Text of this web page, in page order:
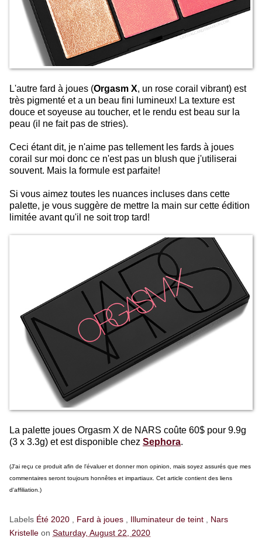
L'autre fard à joues (Orgasm X, un rose corail vibrant) est
très pigmenté et a un beau fini lumineux! La texture est
douce et soyeuse au toucher, et le rendu est beau sur la
peau (il ne fait pas de stries).
Ceci étant dit, je n'aime pas tellement les fards à joues
corail sur moi donc ce n'est pas un blush que j'utiliserai
souvent. Mais la formule est parfaite!
Si vous aimez toutes les nuances incluses dans cette
palette, je vous suggère de mettre la main sur cette édition
limitée avant qu'il ne soit trop tard!
La palette joues Orgasm X de NARS coûte 60$ pour 9.9g
(3 x 3.3g) et est disponible chez Sephora.
(J'ai reçu ce produit afin de l'évaluer et donner mon opinion, mais soyez assurés que mes
commentaires seront toujours honnêtes et impartiaux. Cet article contient des liens
d'affiliation.)
Labels Été 2020 Fard à joues Illuminateur de teint
Nars
Kristelle on Saturday, August 22, 2020